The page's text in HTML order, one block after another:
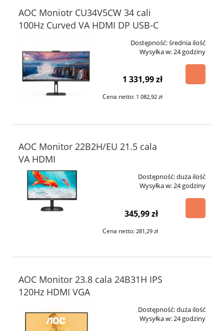
AOC Moniotr CU34V5CW 34 cali
100Hz Curved VA HDMI DP USB-C
Dostępność:średnia ilość
Wysyłka w:24 godziny
1 331,99 zł
Cena netto: 1 082,92 zł
AOC Monitor 22B2H/EU 21.5 cala
VA HDMI
Dostępność:duża ilość
Wysyłka w:24 godziny
345,99 zł
Cena netto:281,29 zł
AOC Monitor 23.8 cala 24B31H IPS
120Hz HDMI VGA
Dostępność:duża ilość
Wysyłka w:24 godziny